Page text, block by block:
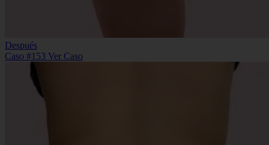
Después
Caso #153 Ver Caso